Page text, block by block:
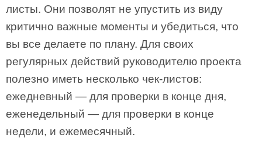
листы. Они позволят не упустить из виду
критично важные моменты и убедиться, что
вы все делаете по плану. Для своих
регулярных действий руководителю проекта
полезно иметь несколько чек-листов:
ежедневный — для проверки в конце дня,
еженедельный — для проверки в конце
недели, и ежемесячный.